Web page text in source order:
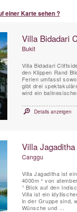
einer Karte sehen ?
Villa Bidadari
Bukit
Villa Bidadari
den Klippen Rand
Ferien umfasst
gibt drei
wird ein
Details anzeigen
Villa Jagaditha
Canggu
Villa Jagaditha ist
4000m ² von
° Blick auf den
Villa ist ein
in der Gruppe sind,
Wünsche und ...